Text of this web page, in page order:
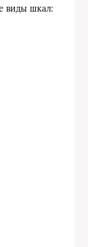
виды шкал: